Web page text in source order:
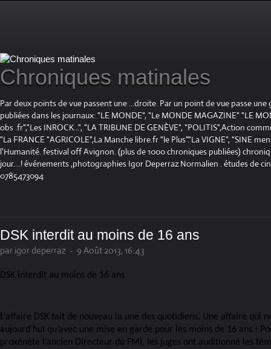
Chroniques matinales
Par deux points de vue passent une ...droite. Par un point de vue passe
publiées dans les journaux: "LE MONDE", "Le MONDE MAGAZINE" "LE
obs .fr","Les INROCK...", "LA TRIBUNE DE GENÈVE", "POLITIS",Action
"La FRANCE "AGRICOLE",La Manche libre.fr "le Plus"."La VIGNE", "SINE
l'Humanité. festival off Avignon. (plus de 1000 chroniques publiées)
jour....! événements ,photographies Igor Deperraz Normalien . études de
0785473094
DSK interdit au moins de 16 ans
par igor deperraz - 9 Août 2013, 16:43
DSK interdit au moins de 16 ans
L’affaire DSK fait de nouveau la une des quotidiens. Une affaire qui
aujourd’hui qu’avec une mise en garde pour les moins de 16 ans !
proxénète l’ancien Directeur du FMI, les juges ont auditionné les